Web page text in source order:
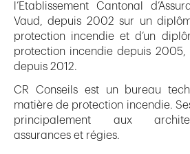
l’Etablissement Cantonal
Vaud, depuis 2002 sur un
protection incendie et d’un
protection incendie depuis 2005,
depuis 2012.
CR Conseils est un bureau
matière de protection incendie.
principalement aux
assurances et régies.